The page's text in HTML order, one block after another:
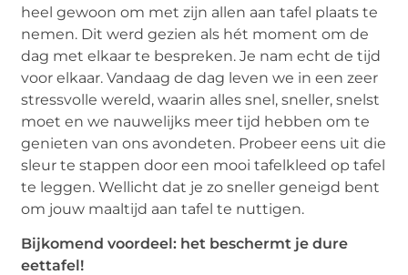
heel gewoon om met zijn allen aan tafel plaats te
nemen. Dit werd gezien als hét moment om de
dag met elkaar te bespreken. Je nam echt de tijd
voor elkaar. Vandaag de dag leven we in een zeer
stressvolle wereld, waarin alles snel, sneller, snelst
moet en we nauwelijks meer tijd hebben om te
genieten van ons avondeten. Probeer eens uit die
sleur te stappen door een mooi tafelkleed op tafel
te leggen. Wellicht dat je zo sneller geneigd bent
om jouw maaltijd aan tafel te nuttigen.
Bijkomend voordeel: het beschermt je dure
eettafel!